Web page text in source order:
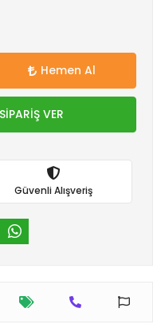
Hemen Al
VER
Güvenli Alışveriş